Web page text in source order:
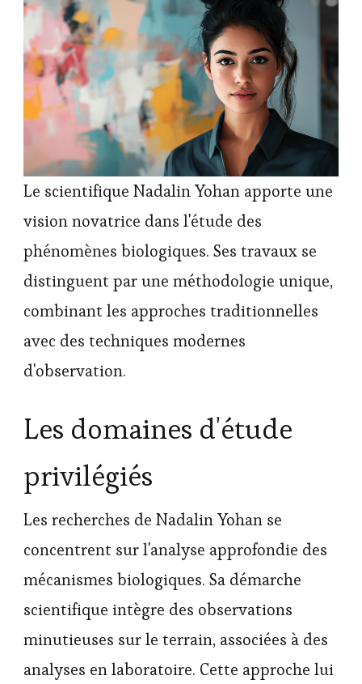
Le scientifique Nadalin Yohan apporte une
vision novatrice dans l'étude des
phénomènes biologiques. Ses travaux se
distinguent par une méthodologie unique,
combinant les approches traditionnelles
avec des techniques modernes
d'observation.
Les domaines d'étude
privilégiés
Les recherches de Nadalin Yohan se
concentrent sur l'analyse approfondie des
mécanismes biologiques. Sa démarche
scientifique intègre des observations
minutieuses sur le terrain, associées à des
analyses en laboratoire. Cette approche lui